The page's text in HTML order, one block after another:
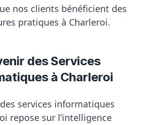
nos clients bénéficient des
pratiques à Charleroi.
des Services
à Charleroi
services informatiques
repose sur l’intelligence